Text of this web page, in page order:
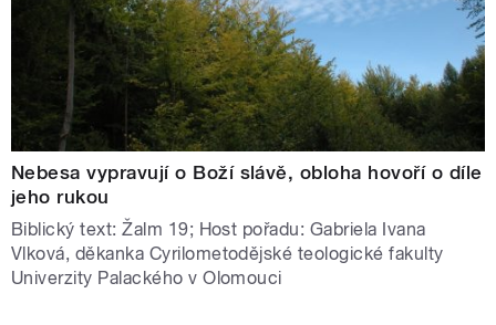
Nebesa vypravují o Boží slávě, obloha hovoří o díle
jeho rukou
Biblický text: Žalm 19; Host pořadu: Gabriela Ivana
Vlková, děkanka Cyrilometodějské teologické fakulty
Univerzity Palackého v Olomouci